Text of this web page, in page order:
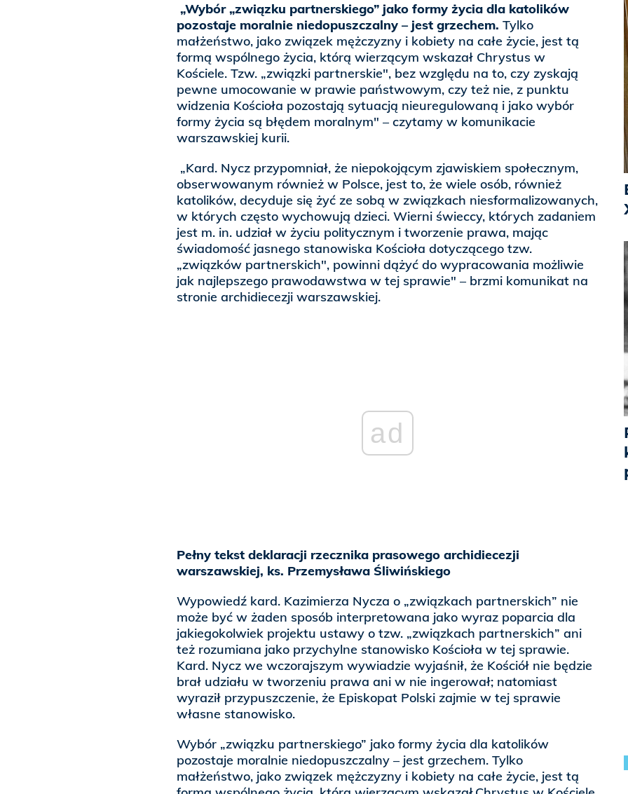
„Wybór „związku partnerskiego” jako formy życia dla katolików
pozostaje moralnie niedopuszczalny – jest grzechem. Tylko
małżeństwo, jako związek mężczyzny i kobiety na całe życie, jest tą
formą wspólnego życia, którą wierzącym wskazał Chrystus w
Kościele. Tzw. „związki partnerskie", bez względu na to, czy zyskają
pewne umocowanie w prawie państwowym, czy też nie, z punktu
widzenia Kościoła pozostają sytuacją nieuregulowaną i jako wybór
formy życia są błędem moralnym" – czytamy w komunikacie
warszawskiej kurii.
„Kard. Nycz przypomniał, że niepokojącym zjawiskiem społecznym,
obserwowanym również w Polsce, jest to, że wiele osób, również
katolików, decyduje się żyć ze sobą w związkach niesformalizowanych,
w których często wychowują dzieci. Wierni świeccy, których zadaniem
jest m. in. udział w życiu politycznym i tworzenie prawa, mając
świadomość jasnego stanowiska Kościoła dotyczącego tzw.
„związków partnerskich", powinni dążyć do wypracowania możliwie
jak najlepszego prawodawstwa w tej sprawie" – brzmi komunikat na
stronie archidiecezji warszawskiej.
ad
Pełny tekst deklaracji rzecznika prasowego archidiecezji
warszawskiej, ks. Przemysława Śliwińskiego
Wypowiedź kard. Kazimierza Nycza o „związkach partnerskich” nie
może być w żaden sposób interpretowana jako wyraz poparcia dla
jakiegokolwiek projektu ustawy o tzw. „związkach partnerskich” ani
też rozumiana jako przychylne stanowisko Kościoła w tej sprawie.
Kard. Nycz we wczorajszym wywiadzie wyjaśnił, że Kościół nie będzie
brał udziału w tworzeniu prawa ani w nie ingerował; natomiast
wyraził przypuszczenie, że Episkopat Polski zajmie w tej sprawie
własne stanowisko.
Wybór „związku partnerskiego” jako formy życia dla katolików
pozostaje moralnie niedopuszczalny – jest grzechem. Tylko
małżeństwo, jako związek mężczyzny i kobiety na całe życie, jest tą